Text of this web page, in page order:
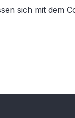
sich mit dem